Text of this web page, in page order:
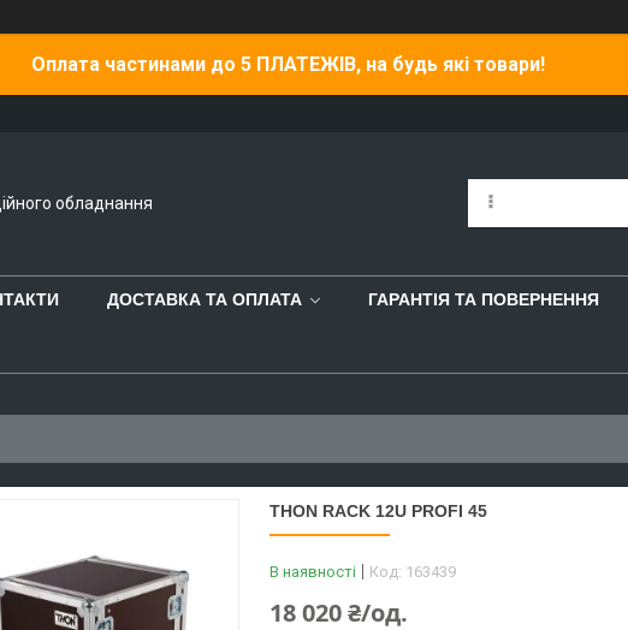
Оплата частинами до 5 ПЛАТЕЖІВ, на будь які товари!
обладнання
ДОСТАВКА ТА ОПЛАТА ГАРАНТІЯ ТА ПОВЕРНЕННЯ
THON RACK 12U PROFI 45
В наявності Код: 163439
18 020 ₴/од.